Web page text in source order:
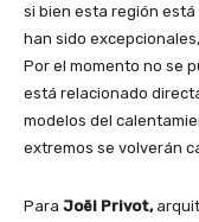
si bien esta región
han sido
Por el momento no se
está relacionado
modelos del
extremos se volverán
Para Joël Privot,